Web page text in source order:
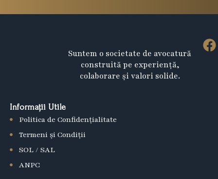
Suntem o societate de avocatură
construită pe experiență,
colaborare și valori solide.
F
Informații Utile
Politica de Confidențialitate
Termeni și Condiții
SOL / SAL
ANPC